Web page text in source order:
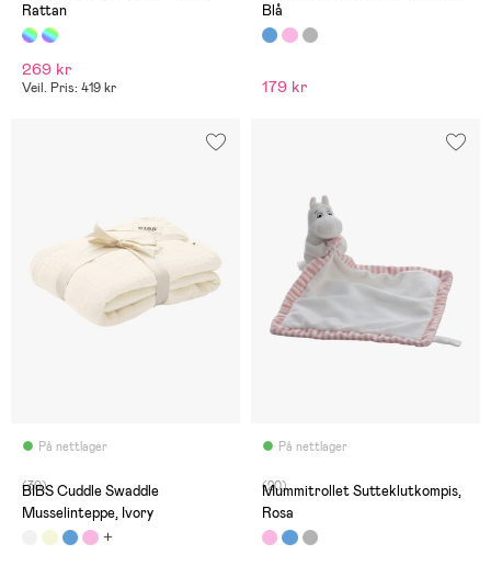
Rattan
269 kr
Veil. Pris: 419 kr
Blå
179 kr
På nettlager
(30)
BIBS Cuddle Swaddle
Musselinteppe, Ivory
På nettlager
(20)
Mummitrollet Sutteklutkompis,
Rosa